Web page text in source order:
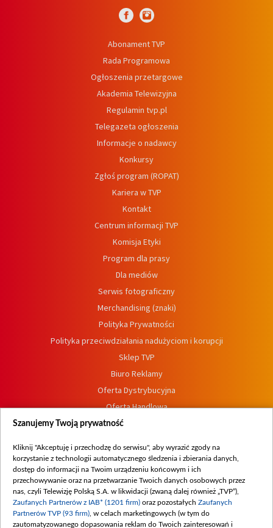
Abonament TVP
Rada Programowa
Ogłoszenia przetargowe
Akademia Telewizyjna
Regulamin tvp.pl
Telegazeta ogłoszenia
Informacje o nadawcy
Konkursy
Zgłoś program (ROPAT)
Kariera w TVP
Kontakt
Centrum informacji TVP
Komisja Etyki
Program dla prasy
Dla mediów
Serwis fotograficzny
Merchandising (znaki)
Polityka Prywatności
Polityka przeciwdziałania nadużyciom i korupcji
Sklep TVP
Biuro Reklamy
Oferta Dystrybucyjna
Oferta Handlowa
Dostępność
Procedura zgłoszeń wewnętrznych
Szanujemy Twoją prywatność
Kliknij "Akceptuję i przechodzę do serwisu", aby wyrazić zgody na
korzystanie z technologii automatycznego śledzenia i zbierania danych,
dostęp do informacji na Twoim urządzeniu końcowym i ich
przechowywanie oraz na przetwarzanie Twoich danych osobowych przez
nas, czyli Telewizję Polską S.A. w likwidacji (zwaną dalej również „TVP”),
Zaufanych Partnerów z IAB* (1201 firm) oraz pozostałych Zaufanych
Partnerów TVP (93 firm) , w celach marketingowych (w tym do
zautomatyzowanego dopasowania reklam do Twoich zainteresowań i